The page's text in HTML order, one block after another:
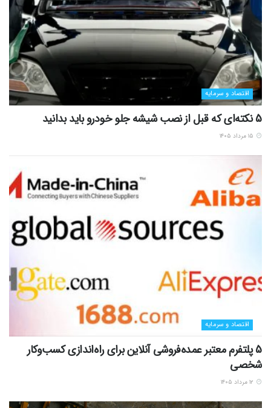
اقتصاد و سرمایه
5 نکته‌ای که قبل از نصب شیشه جلو خودرو باید بدانید
اقتصاد و سرمایه
5 پلتفرم معتبر عمده‌فروشی آنلاین برای راه‌اندازی کسب‌وکار
شخصی